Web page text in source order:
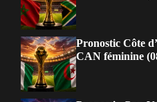
Pronostic Côte
CAN féminine